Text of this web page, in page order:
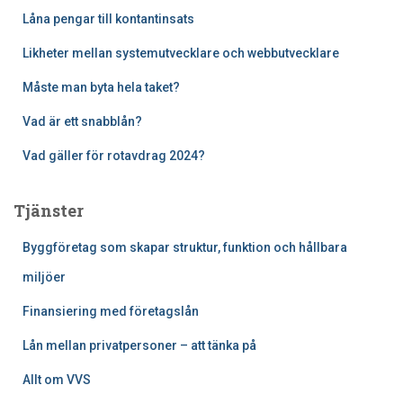
Låna pengar till kontantinsats
Likheter mellan systemutvecklare och webbutvecklare
Måste man byta hela taket?
Vad är ett snabblån?
Vad gäller för rotavdrag 2024?
Tjänster
Byggföretag som skapar struktur, funktion och hållbara
miljöer
Finansiering med företagslån
Lån mellan privatpersoner – att tänka på
Allt om VVS